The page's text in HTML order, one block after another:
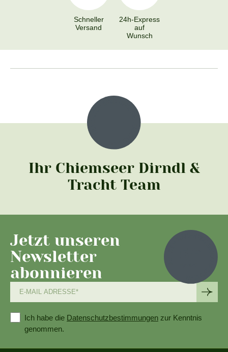
Schneller
Versand
24h-Express
auf
Wunsch
Ihr Chiemseer Dirndl &
Tracht Team
Jetzt unseren
Newsletter
abonnieren
Ich habe die Datenschutzbestimmungen zur Kenntnis
genommen.